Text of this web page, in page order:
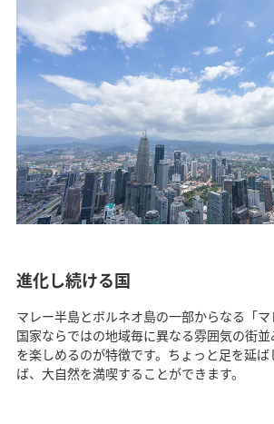
進化し続ける国
マレー半島とボルネオ島の一部からなる「
国家ならではの地域毎に異なる雰囲気の街
を楽しめるのが特徴です。ちょっと足を延
ば、大自然を満喫することができます。